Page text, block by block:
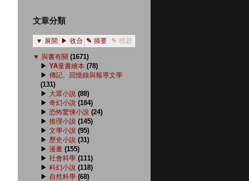
文章分類
▼ 展開 ▶ 收合 ✎ 摘要 ✎ 標題
▼ 與書有關 (1671)
▶ YA童書繪本 (78)
▶ 傳記、回憶錄與報導文學
(131)
▶ 大眾小說 (88)
▶ 奇幻小說 (184)
▶ 恐怖驚悚小說 (24)
▶ 推理小說 (145)
▶ 文學小說 (95)
▶ 歷史小說 (31)
▶ 漫畫 (155)
▶ 社會科學 (111)
▶ 科幻小說 (118)
▶ 自然科學 (68)